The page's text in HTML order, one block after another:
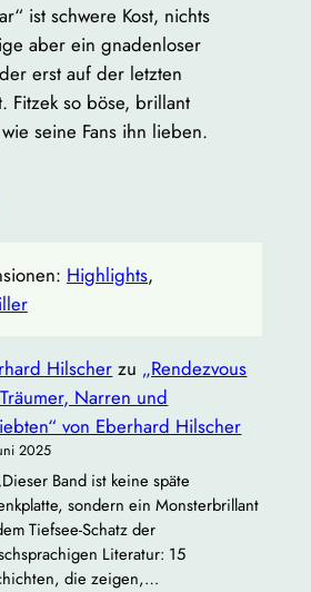
ist schwere Kost, nichts
aber ein gnadenloser
erst auf der letzten
Fitzek so böse, brillant
seine Fans ihn lieben.
Highlights
Hilscher zu „Rendezvous
Narren und
von Eberhard Hilscher
2025
Band ist keine späte
sondern ein Monsterbrillant
Tiefsee‐Schatz der
Literatur: 15
die zeigen,…